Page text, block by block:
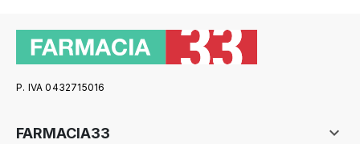
P. IVA 0432715016
FARMACIA33 